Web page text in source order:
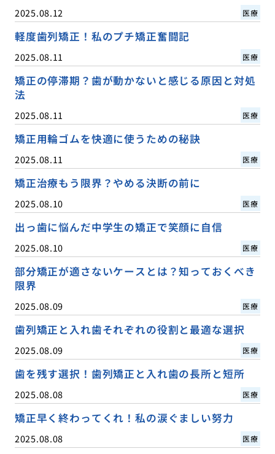
2025.08.12 医療
軽度歯列矯正！私のプチ矯正奮闘記
2025.08.11 医療
矯正の停滞期？歯が動かないと感じる原因と対処
法
2025.08.11 医療
矯正用輪ゴムを快適に使うための秘訣
2025.08.11 医療
矯正治療もう限界？やめる決断の前に
2025.08.10 医療
出っ歯に悩んだ中学生の矯正で笑顔に自信
2025.08.10 医療
部分矯正が適さないケースとは？知っておくべき
限界
2025.08.09 医療
歯列矯正と入れ歯それぞれの役割と最適な選択
2025.08.09 医療
歯を残す選択！歯列矯正と入れ歯の長所と短所
2025.08.08 医療
矯正早く終わってくれ！私の涙ぐましい努力
2025.08.08 医療